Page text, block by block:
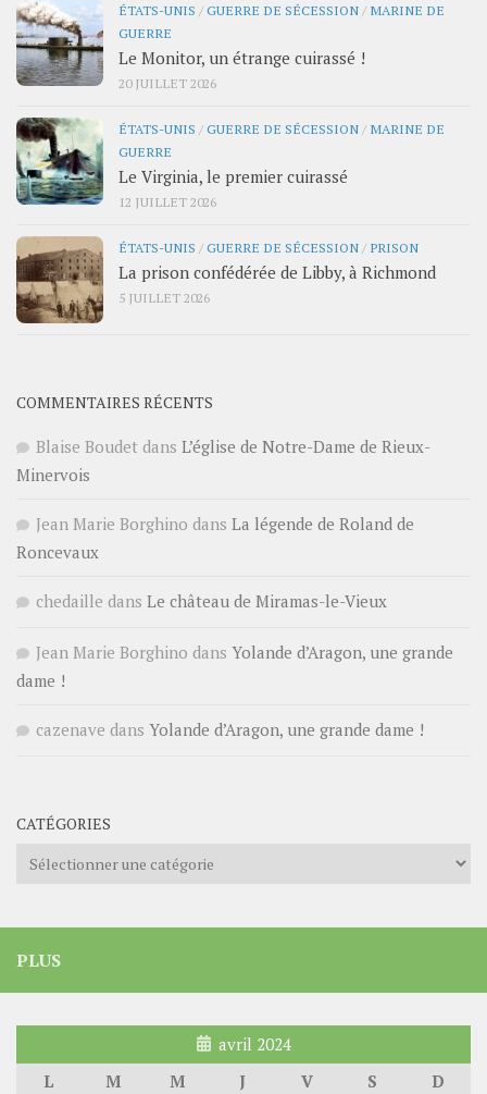
ÉTATS-UNIS /GUERRE DE SÉCESSION / MARINE DE
GUERRE
Le Monitor, un étrange cuirassé !
20 JUILLET 2026
ÉTATS-UNIS /GUERRE DE SÉCESSION / MARINE DE
GUERRE
Le Virginia, le premier cuirassé
12 JUILLET 2026
ÉTATS-UNIS /GUERRE DE SÉCESSION / PRISON
La prison confédérée de Libby, à Richmond
5 JUILLET 2026
COMMENTAIRES RÉCENTS
Blaise Boudet dans L’église de Notre-Dame de Rieux-
Minervois
Jean Marie Borghino dans La légende de Roland de
Roncevaux
chedaille dans Le château de Miramas-le-Vieux
Jean Marie Borghino dans Yolande d’Aragon, une grande
dame !
cazenave dans Yolande d’Aragon, une grande dame !
CATÉGORIES
Catégories
PLUS
avril 2024
L
M M J V S
D